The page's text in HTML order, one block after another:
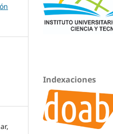
Indexaciones